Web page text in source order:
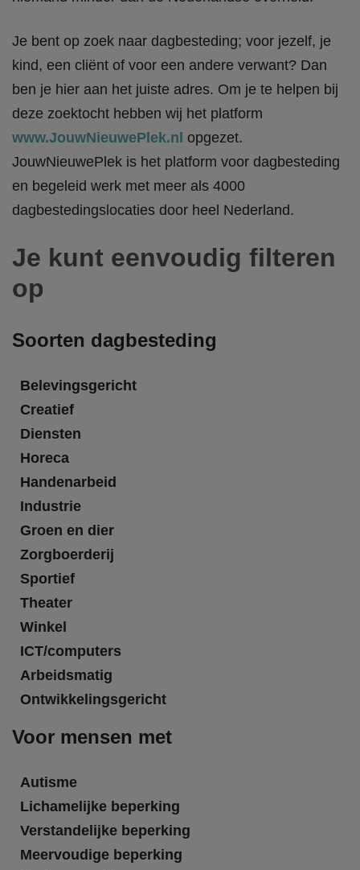
Je bent op zoek naar dagbesteding; voor jezelf, je
kind, een cliënt of voor een andere verwant? Dan
ben je hier aan het juiste adres. Om je te helpen bij
deze zoektocht hebben wij het platform
www.JouwNieuwePlek.nl opgezet.
JouwNieuwePlek is het platform voor dagbesteding
en begeleid werk met meer als 4000
dagbestedingslocaties door heel Nederland.
Je kunt eenvoudig filteren
op
Soorten dagbesteding
Belevingsgericht
Creatief
Diensten
Horeca
Handenarbeid
Industrie
Groen en dier
Zorgboerderij
Sportief
Theater
Winkel
ICT/computers
Arbeidsmatig
Ontwikkelingsgericht
Voor mensen met
Autisme
Lichamelijke beperking
Verstandelijke beperking
Meervoudige beperking